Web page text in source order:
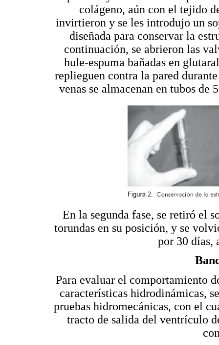
colágeno, aún con el tejido
invirtieron y se les introdujo un
diseñada para conservar la
continuación, se abrieron las
hule-espuma bañadas en
replieguen contra la pared
venas se almacenan en tubos
En la segunda fase, se retiró el
torundas en su posición, y se
por 30 días,
Para evaluar el comportamiento
características hidrodinámicas,
pruebas hidromecánicas, con el
tracto de salida del ventrículo